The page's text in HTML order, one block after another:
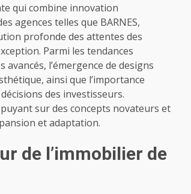
qui combine innovation
agences telles que BARNES,
profonde des attentes des
Parmi les tendances
l’émergence de designs
ainsi que l’importance
des investisseurs.
sur des concepts novateurs et
et adaptation.
de l’immobilier de